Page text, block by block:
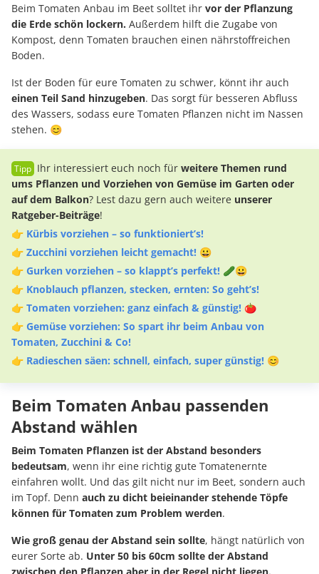
Beim Tomaten Anbau im Beet solltet ihr vor der Pflanzung
die Erde schön lockern. Außerdem hilft die Zugabe von
Kompost, denn Tomaten brauchen einen nährstoffreichen
Boden.
Ist der Boden für eure Tomaten zu schwer, könnt ihr auch
einen Teil Sand hinzugeben. Das sorgt für besseren Abfluss
des Wassers, sodass eure Tomaten Pflanzen nicht im Nassen
stehen. 😊
Ihr interessiert euch noch für weitere Themen rund
ums Pflanzen und Vorziehen von Gemüse im Garten oder
auf dem Balkon? Lest dazu gern auch weitere unserer
Ratgeber-Beiträge!
👉 Kürbis vorziehen – so funktioniert’s!
👉 Zucchini vorziehen leicht gemacht! 😀
👉 Gurken vorziehen – so klappt’s perfekt! 🥒😀
👉 Knoblauch pflanzen, stecken, ernten: So geht’s!
👉 Tomaten vorziehen: ganz einfach & günstig! 🍅
👉 Gemüse vorziehen: So spart ihr beim Anbau von
Tomaten, Zucchini & Co!
👉 Radieschen säen: schnell, einfach, super günstig! 😊
Beim Tomaten Anbau passenden
Abstand wählen
Beim Tomaten Pflanzen ist der Abstand besonders
bedeutsam, wenn ihr eine richtig gute Tomatenernte
einfahren wollt. Und das gilt nicht nur im Beet, sondern auch
im Topf. Denn auch zu dicht beieinander stehende Töpfe
können für Tomaten zum Problem werden.
Wie groß genau der Abstand sein sollte, hängt natürlich von
eurer Sorte ab. Unter 50 bis 60cm sollte der Abstand